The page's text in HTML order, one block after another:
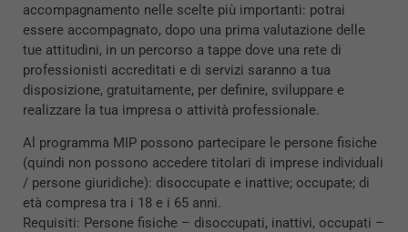
accompagnamento nelle scelte più importanti: potrai
essere accompagnato, dopo una prima valutazione delle
tue attitudini, in un percorso a tappe dove una rete di
professionisti accreditati e di servizi saranno a tua
disposizione, gratuitamente, per definire, sviluppare e
realizzare la tua impresa o attività professionale.
Al programma MIP possono partecipare le persone fisiche
(quindi non possono accedere titolari di imprese individuali
/ persone giuridiche): disoccupate e inattive; occupate; di
età compresa tra i 18 e i 65 anni.
Requisiti: Persone fisiche – disoccupati, inattivi, occupati –